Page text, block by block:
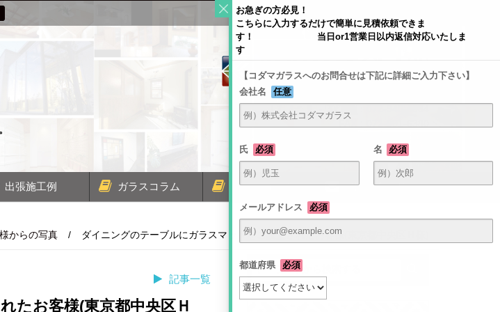
〒581-0054 大阪府八尾市南亀井町4-1-2
出張施工例 ガラスコラム ミラーコラム お問い合わせ
からの写真 / ダイニングのテーブルにガラスマットをご設置されたお客様(東京都中央区Ｈ様)
記事一覧
たお客様(東京都中央区Ｈ
お急ぎの方必見！
こちらに入力するだけで簡単に見積依頼できま
す！ 当日or1営業日以内返信対応いたしま
す
【コダマガラスへのお問合せは下記に詳細ご入力下さい】
会社名
任意
氏 必須 名 必須
メールアドレス 必須
都道府県 必須